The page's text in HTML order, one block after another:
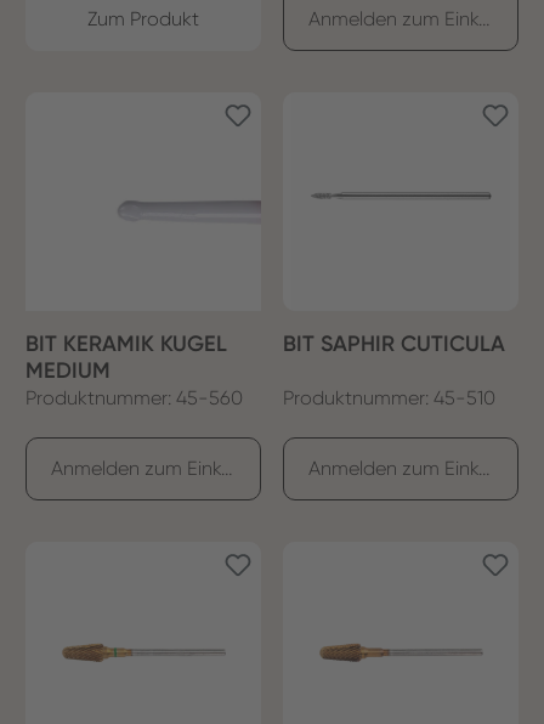
Zum Produkt
BIT KERAMIK KUGEL
MEDIUM
Produktnummer: 45-560
BIT SAPHIR CUTICULA
Produktnummer: 45-510